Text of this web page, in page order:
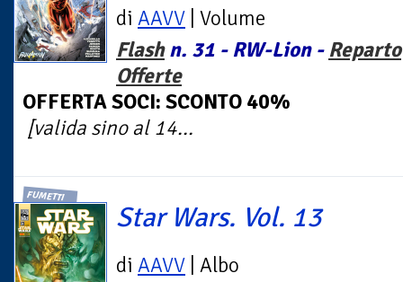
di AAVV | Volume
Flashn. 31 - RW-Lion - Reparto
Offerte
OFFERTA SOCI: SCONTO 40%
[valida sino al 14...
FUMETTI
Star Wars. Vol. 13
di AAVV | Albo